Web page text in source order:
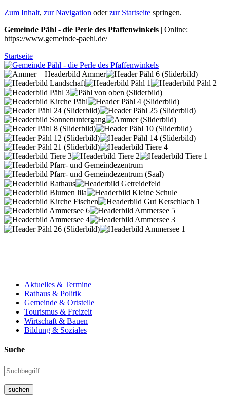
Zum Inhalt, zur Navigation oderzur Startseite springen.
Gemeinde Pähl - die Perle des Pfaffenwinkels | Online:
https://www.gemeinde-paehl.de/
Startseite
Aktuelles & Termine
Rathaus & Politik
Gemeinde & Ortsteile
Tourismus & Freizeit
Wirtschaft & Bauen
Bildung & Soziales
Suche
suchen